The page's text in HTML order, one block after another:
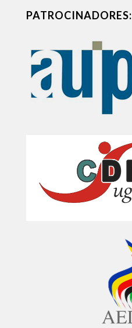
PATROCINADORES: